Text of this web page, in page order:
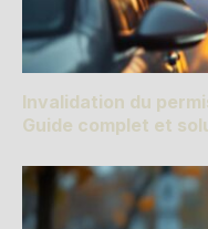
Invalidation du
Guide complet et